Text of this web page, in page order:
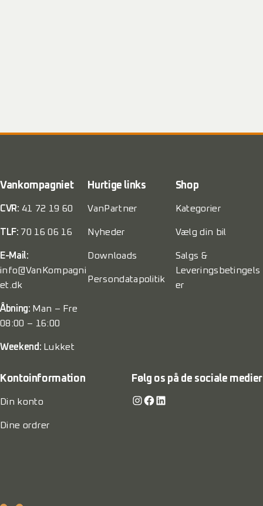
Vankompagniet
CVR: 41 72 19 60
TLF: 70 16 06 16
E-Mail:
info@VanKompagni
et.dk
Åbning: Man – Fre
08:00 – 16:00
Weekend: Lukket
Hurtige links
VanPartner
Nyheder
Downloads
Persondatapolitik
Shop
Kategorier
Vælg din bil
Salgs &
Leveringsbetingels
er
Kontoinformation
Din konto
Dine ordrer
Følg os på de sociale medier
Instagram Facebook LinkedIn